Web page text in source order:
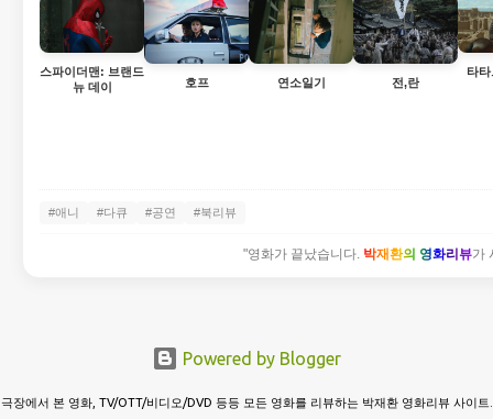
스파이더맨: 브랜드
뉴 데이
호프 연소일기 전,란
타
#애니 #다큐 #공연 #북리뷰
"영화가 끝났습니다. 박재환의 영화리뷰가
Powered by Blogger
극장에서 본 영화, TV/OTT/비디오/DVD 등등 모든 영화를 리뷰하는 박재환 영화리뷰 사이트.